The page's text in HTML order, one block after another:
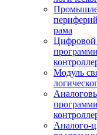
рама
Цифровой
Модуль
Аналого-